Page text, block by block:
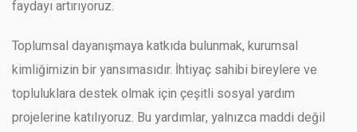
faydayı artırıyoruz.
Toplumsal dayanışmaya katkıda bulunmak, kurumsal
kimliğimizin bir yansımasıdır. İhtiyaç sahibi bireylere ve
topluluklara destek olmak için çeşitli sosyal yardım
projelerine katılıyoruz. Bu yardımlar, yalnızca maddi değil